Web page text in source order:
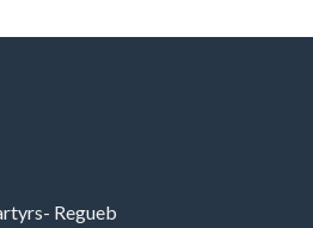
Regueb